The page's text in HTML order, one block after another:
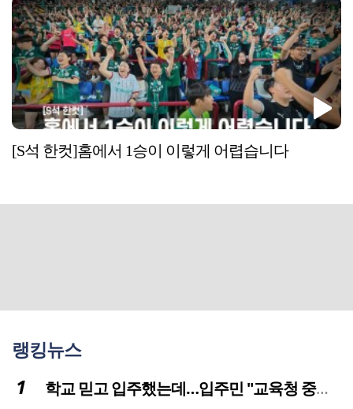
[S석 한컷]홈에서 1승이 이렇게 어렵습니다
랭킹뉴스
학교 믿고 입주했는데…입주민 "교육청 중재 나서라"